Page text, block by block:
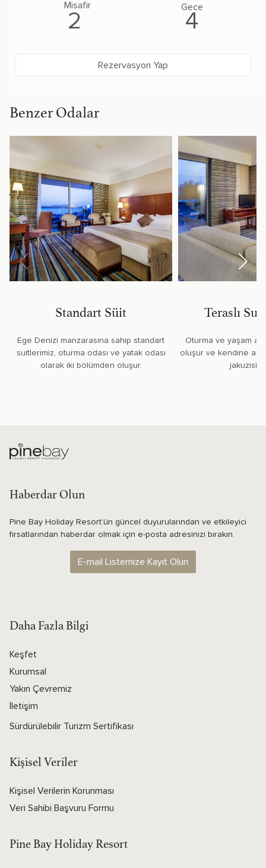
Misafir
2
Gece
4
Rezervasyon Yap
Benzer Odalar
Standart Süit
Ege Denizi manzarasına sahip standart
suitlerimiz, oturma odası ve yatak odası
olarak iki bölümden oluşur.
Teraslı
Oturma ve yaşam
oluşur ve kendine ait
jakuzisi
Haberdar Olun
Pine Bay Holiday Resort’ün güncel duyurularından ve etkileyici
fırsatlarından haberdar olmak için e-posta adresinizi bırakın.
E-mail Listemize Kayıt Olun
Daha Fazla Bilgi
Keşfet
Kurumsal
Yakın Çevremiz
İletişim
Sürdürülebilir Turizm Sertifikası
Kişisel Veriler
Kişisel Verilerin Korunması
Veri Sahibi Başvuru Formu
Pine Bay Holiday Resort